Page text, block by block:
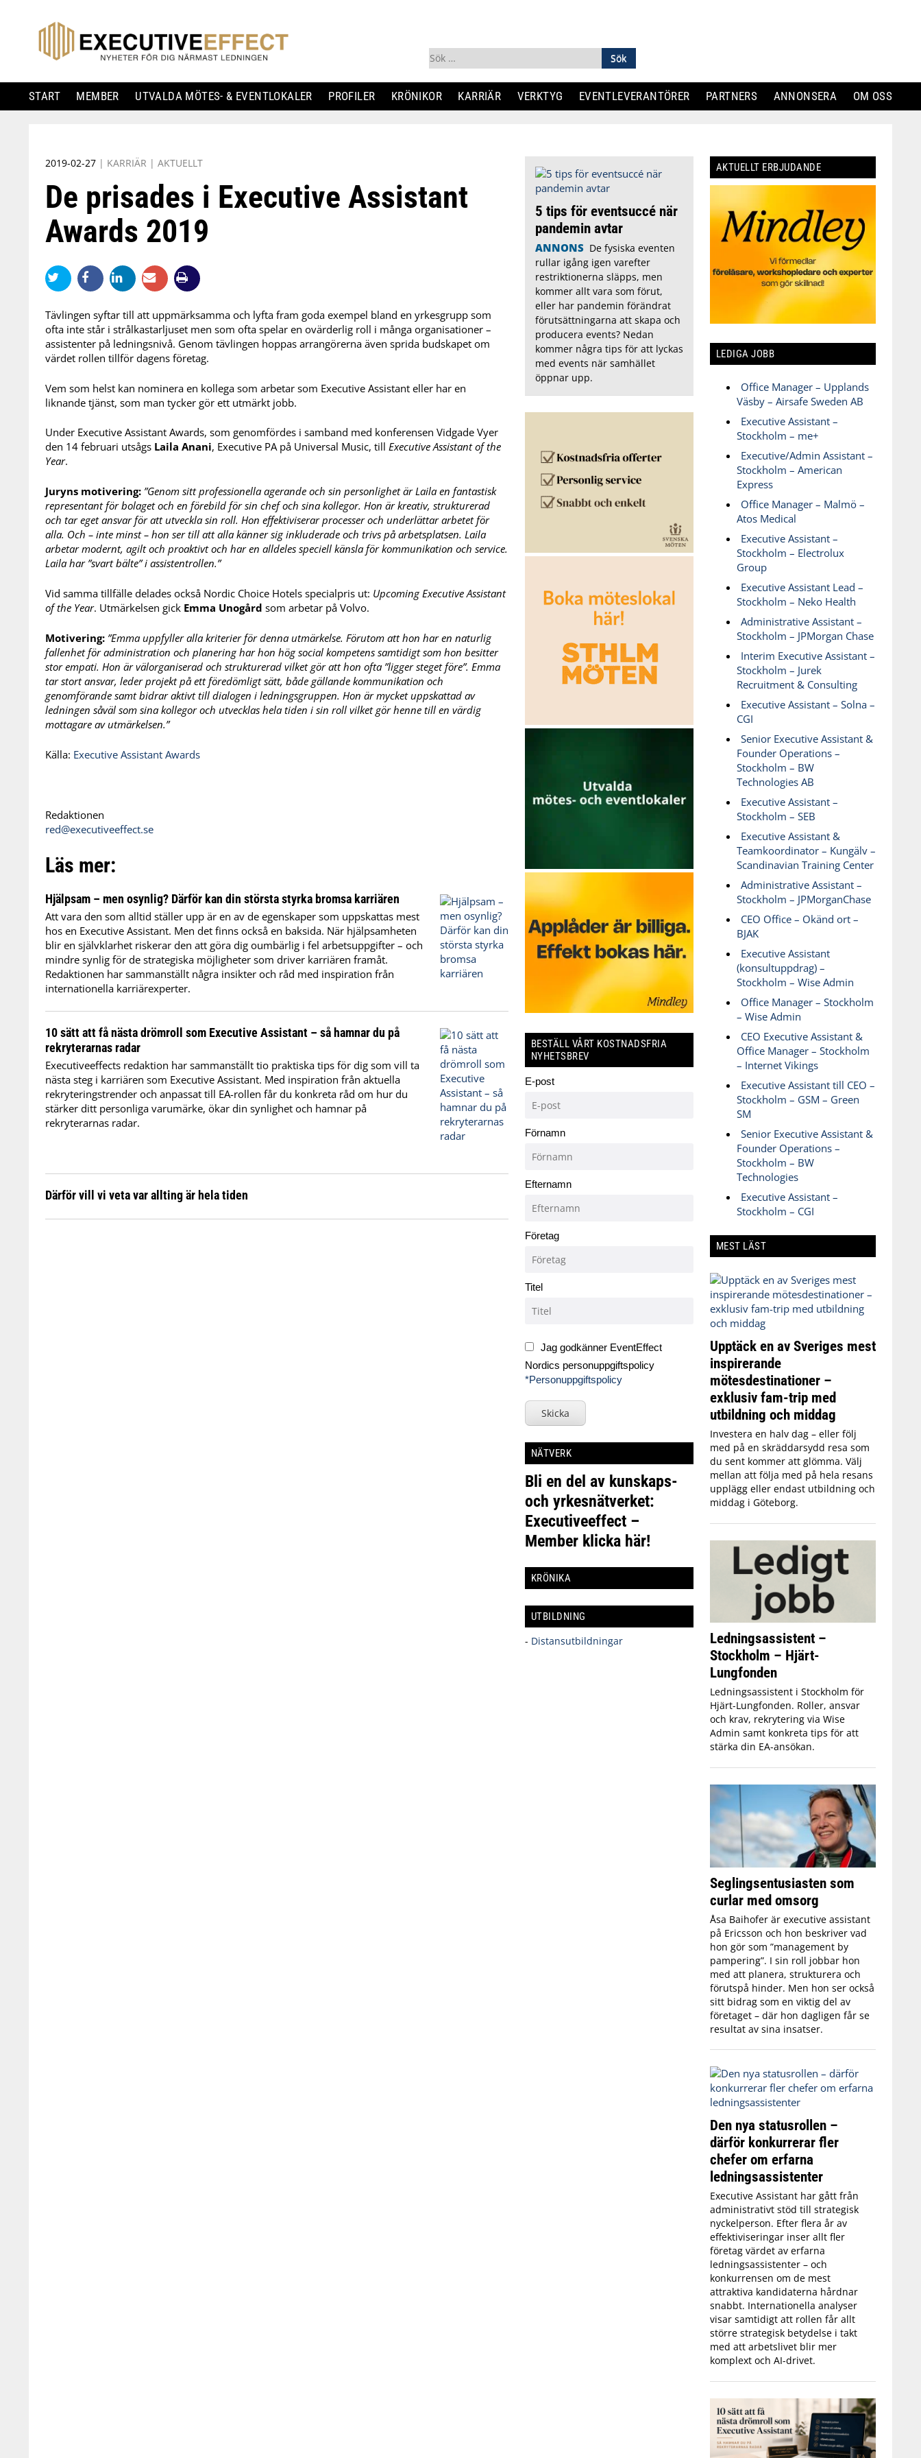
Sök
efter:
START MEMBER UTVALDA MÖTES- & EVENTLOKALER PROFILER KRÖNIKOR KARRIÄR VERKTYG EVENTLEVERANTÖRER PARTNERS ANNONSERA OM OSS
to
2019-02-27 | KARRIÄR | AKTUELLT
De prisades i Executive Assistant
Awards 2019
Tävlingen syftar till att uppmärksamma och lyfta fram goda exempel bland en yrkesgrupp som
ofta inte står i strålkastarljuset men som ofta spelar en ovärderlig roll i många organisationer –
assistenter på ledningsnivå. Genom tävlingen hoppas arrangörerna även sprida budskapet om
värdet rollen tillför dagens företag.
Vem som helst kan nominera en kollega som arbetar som Executive Assistant eller har en
liknande tjänst, som man tycker gör ett utmärkt jobb.
Under Executive Assistant Awards, som genomfördes i samband med konferensen Vidgade Vyer
den 14 februari utsågs Laila Anani, Executive PA på Universal Music, till Executive Assistant of the
Year.
Juryns motivering: ”Genom sitt professionella agerande och sin personlighet är Laila en fantastisk
representant för bolaget och en förebild för sin chef och sina kollegor. Hon är kreativ, strukturerad
och tar eget ansvar för att utveckla sin roll. Hon effektiviserar processer och underlättar arbetet för
alla. Och – inte minst – hon ser till att alla känner sig inkluderade och trivs på arbetsplatsen. Laila
arbetar modernt, agilt och proaktivt och har en alldeles speciell känsla för kommunikation och service.
Laila har ”svart bälte” i assistentrollen.”
Vid samma tillfälle delades också Nordic Choice Hotels specialpris ut: Upcoming Executive Assistant
of the Year. Utmärkelsen gick Emma Unogård som arbetar på Volvo.
Motivering: ”Emma uppfyller alla kriterier för denna utmärkelse. Förutom att hon har en naturlig
fallenhet för administration och planering har hon hög social kompetens samtidigt som hon besitter
stor empati. Hon är välorganiserad och strukturerad vilket gör att hon ofta ”ligger steget före”. Emma
tar stort ansvar, leder projekt på ett föredömligt sätt, både gällande kommunikation och
genomförande samt bidrar aktivt till dialogen i ledningsgruppen. Hon är mycket uppskattad av
ledningen såväl som sina kollegor och utvecklas hela tiden i sin roll vilket gör henne till en värdig
mottagare av utmärkelsen.”
Källa: Executive Assistant Awards
Redaktionen
red@executiveeffect.se
Läs mer:
Hjälpsam – men osynlig? Därför kan din största styrka bromsa karriären
Att vara den som alltid ställer upp är en av de egenskaper som uppskattas mest
hos en Executive Assistant. Men det finns också en baksida. När hjälpsamheten
blir en självklarhet riskerar den att göra dig oumbärlig i fel arbetsuppgifter – och
mindre synlig för de strategiska möjligheter som driver karriären framåt.
Redaktionen har sammanställt några insikter och råd med inspiration från
internationella karriärexperter.
10 sätt att få nästa drömroll som Executive Assistant – så hamnar du på
rekryterarnas radar
Executiveeffects redaktion har sammanställt tio praktiska tips för dig som vill ta
nästa steg i karriären som Executive Assistant. Med inspiration från aktuella
rekryteringstrender och anpassat till EA-rollen får du konkreta råd om hur du
stärker ditt personliga varumärke, ökar din synlighet och hamnar på
rekryterarnas radar.
Därför vill vi veta var allting är hela tiden
5 tips för eventsuccé när
pandemin avtar
ANNONS De fysiska eventen
rullar igång igen varefter
restriktionerna släpps, men
kommer allt vara som förut,
eller har pandemin förändrat
förutsättningarna att skapa och
producera events? Nedan
kommer några tips för att lyckas
med events när samhället
öppnar upp.
BESTÄLL VÅRT KOSTNADSFRIA
NYHETSBREV
E-post
Förnamn
Efternamn
Företag
Titel
Jag godkänner EventEffect
Nordics personuppgiftspolicy
*Personuppgiftspolicy
Skicka
NÄTVERK
Bli en del av kunskaps-
och yrkesnätverket:
Executiveeffect –
Member klicka här!
KRÖNIKA
UTBILDNING
- Distansutbildningar
AKTUELLT ERBJUDANDE
LEDIGA JOBB
Office Manager – Upplands
Väsby – Airsafe Sweden AB
Executive Assistant –
Stockholm – me+
Executive/Admin Assistant –
Stockholm – American
Express
Office Manager – Malmö –
Atos Medical
Executive Assistant –
Stockholm – Electrolux
Group
Executive Assistant Lead –
Stockholm – Neko Health
Administrative Assistant –
Stockholm – JPMorgan Chase
Interim Executive Assistant –
Stockholm – Jurek
Recruitment & Consulting
Executive Assistant – Solna –
CGI
Senior Executive Assistant &
Founder Operations –
Stockholm – BW
Technologies AB
Executive Assistant –
Stockholm – SEB
Executive Assistant &
Teamkoordinator – Kungälv –
Scandinavian Training Center
Administrative Assistant –
Stockholm – JPMorganChase
CEO Office – Okänd ort –
BJAK
Executive Assistant
(konsultuppdrag) –
Stockholm – Wise Admin
Office Manager – Stockholm
– Wise Admin
CEO Executive Assistant &
Office Manager – Stockholm
– Internet Vikings
Executive Assistant till CEO –
Stockholm – GSM – Green
SM
Senior Executive Assistant &
Founder Operations –
Stockholm – BW
Technologies
Executive Assistant –
Stockholm – CGI
MEST LÄST
Upptäck en av Sveriges mest
inspirerande
mötesdestinationer –
exklusiv fam-trip med
utbildning och middag
Investera en halv dag – eller följ
med på en skräddarsydd resa som
du sent kommer att glömma. Välj
mellan att följa med på hela resans
upplägg eller endast utbildning och
middag i Göteborg.
Ledningsassistent –
Stockholm – Hjärt-
Lungfonden
Ledningsassistent i Stockholm för
Hjärt-Lungfonden. Roller, ansvar
och krav, rekrytering via Wise
Admin samt konkreta tips för att
stärka din EA-ansökan.
Seglingsentusiasten som
curlar med omsorg
Åsa Baihofer är executive assistant
på Ericsson och hon beskriver vad
hon gör som ”management by
pampering”. I sin roll jobbar hon
med att planera, strukturera och
förutspå hinder. Men hon ser också
sitt bidrag som en viktig del av
företaget – där hon dagligen får se
resultat av sina insatser.
Den nya statusrollen –
därför konkurrerar fler
chefer om erfarna
ledningsassistenter
Executive Assistant har gått från
administrativt stöd till strategisk
nyckelperson. Efter flera år av
effektiviseringar inser allt fler
företag värdet av erfarna
ledningsassistenter – och
konkurrensen om de mest
attraktiva kandidaterna hårdnar
snabbt. Internationella analyser
visar samtidigt att rollen får allt
större strategisk betydelse i takt
med att arbetslivet blir mer
komplext och AI-drivet.